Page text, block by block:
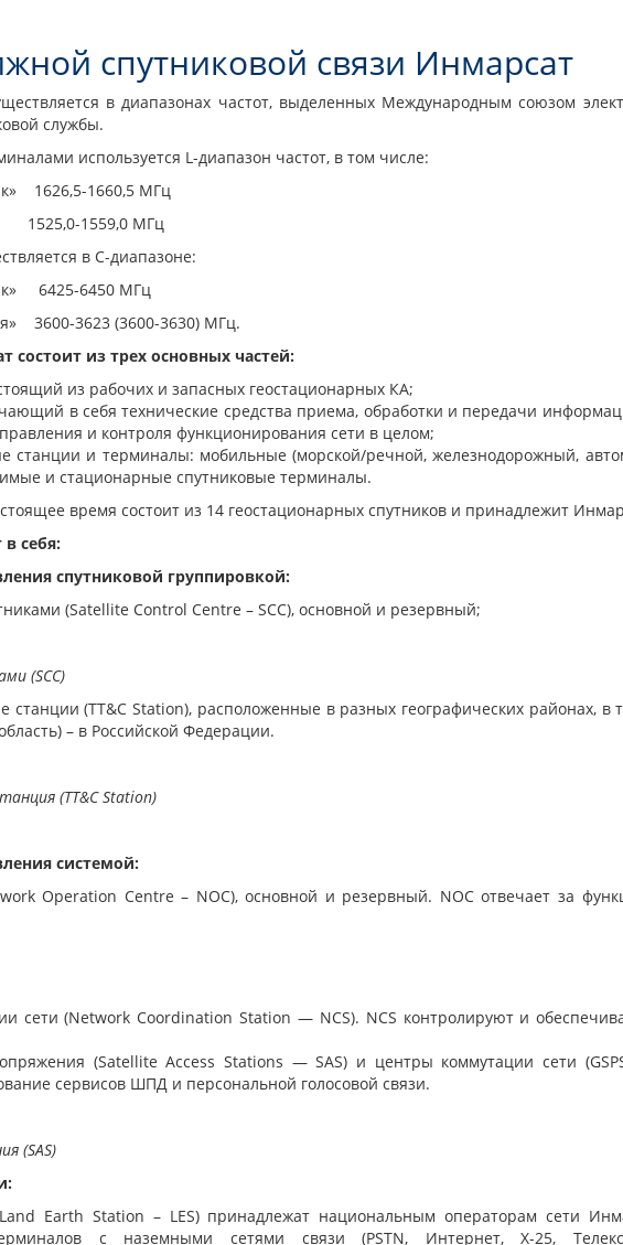
спутниковой связи Инмарсат
в диапазонах частот, выделенных Международным союзом
службы.
используется L-диапазон частот, в том числе:
1626,5-1660,5 МГц
1525,0-1559,0 МГц
в С-диапазоне:
6425-6450 МГц
3600-3623 (3600-3630) МГц.
состоит из трех основных частей:
из рабочих и запасных геостационарных КА;
в себя технические средства приема, обработки и передачи
и контроля функционирования сети в целом;
станции и терминалы: мобильные (морской/речной, железнодорожный,
и стационарные спутниковые терминалы.
время состоит из 14 геостационарных спутников и принадлежит
себя:
спутниковой группировкой:
(Satellite Control Centre – SCC), основной и резервный;
(SCC)
станции (TT&C Station), расположенные в разных географических районах, в
– в Российской Федерации.
(TT&C Station)
системой:
Operation Centre – NOC), основной и резервный. NOC отвечает за
сети (Network Coordination Station — NCS). NCS контролируют и
(Satellite Access Stations — SAS) и центры коммутации сети
сервисов ШПД и персональной голосовой связи.
(SAS)
Earth Station – LES) принадлежат национальным операторам сети
с наземными сетями связи
(PSTN, Интернет, Х-25,